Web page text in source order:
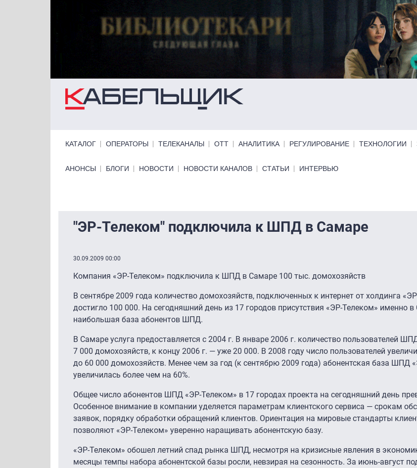
КАТАЛОГ ОПЕРАТОРЫ ТЕЛЕКАНАЛЫ ОТТ АНАЛИТИКА РЕГУЛИРОВАНИЕ ТЕХНОЛОГИИ
Primary links bottom
АНОНСЫ БЛОГИ НОВОСТИ НОВОСТИ КАНАЛОВ СТАТЬИ ИНТЕРВЬЮ
"ЭР-Телеком" подключила к ШПД в Самаре
30.09.2009 00:00
Компания «ЭР-Телеком» подключила к ШПД в Самаре 100 тыс. домохозяйств
В сентябре 2009 года количество домохозяйств, подключенных к интернет от холдинга
достигло 100 000. На сегодняшний день из 17 городов присутствия «ЭР-Телеком» именно
наибольшая база абонентов ШПД.
В Самаре услуга предоставляется с 2004 г. В январе 2006 г. количество пользователей
7 000 домохозяйств, к концу 2006 г. — уже 20 000. В 2008 году число пользователей
до 60 000 домохозяйств. Менее чем за год (к сентябрю 2009 года) абонентская база ШПД
увеличилась более чем на 60%.
Общее число абонентов ШПД «ЭР-Телеком» в 17 городах проекта на сегодняшний день
Особенное внимание в компании уделяется параметрам клиентского сервиса — срокам
заявок, порядку обработки обращений клиентов. Ориентация на мировые стандарты
позволяют «ЭР-Телеком» уверенно наращивать абонентскую базу.
«ЭР-Телеком» обошел летний спад рынка ШПД, несмотря на кризисные явления в
месяцы темпы набора абонентской базы росли, невзирая на сезонность. За июнь-август